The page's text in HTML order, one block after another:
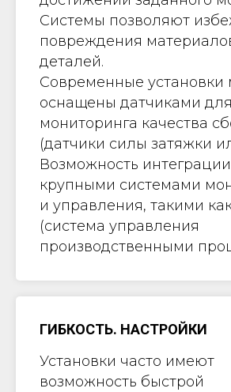
Системы позволяют
повреждения
деталей.
Современные установки
оснащены датчиками для
мониторинга качества
(датчики силы затяжки
Возможность
крупными системами
и управления, такими
(система управления
производственными
ГИБКОСТЬ. НАСТРОЙКИ
Установки часто имеют
возможность быстрой